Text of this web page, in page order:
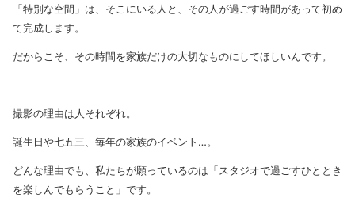
「特別な空間」は、そこにいる人と、その人が過ごす時間があって初め
て完成します。
だからこそ、その時間を家族だけの大切なものにしてほしいんです。
撮影の理由は人それぞれ。
誕生日や七五三、毎年の家族のイベント…。
どんな理由でも、私たちが願っているのは「スタジオで過ごすひととき
を楽しんでもらうこと」です。